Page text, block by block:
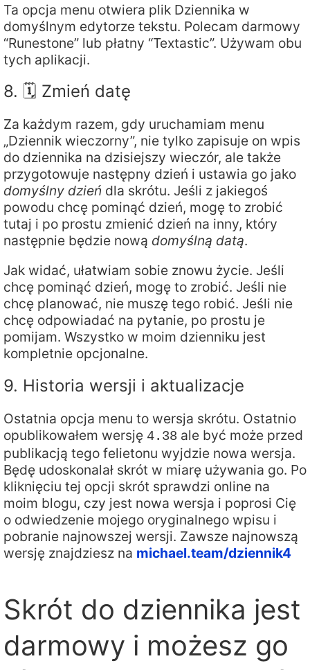
Ta opcja menu otwiera plik Dziennika w
domyślnym edytorze tekstu. Polecam darmowy
“Runestone” lub płatny “Textastic”. Używam obu
tych aplikacji.
8. 🗓️ Zmień datę
Za każdym razem, gdy uruchamiam menu
„Dziennik wieczorny”, nie tylko zapisuje on wpis
do dziennika na dzisiejszy wieczór, ale także
przygotowuje następny dzień i ustawia go jako
domyślny dzień dla skrótu. Jeśli z jakiegoś
powodu chcę pominąć dzień, mogę to zrobić
tutaj i po prostu zmienić dzień na inny, który
następnie będzie nową domyślną datą.
Jak widać, ułatwiam sobie znowu życie. Jeśli
chcę pominąć dzień, mogę to zrobić. Jeśli nie
chcę planować, nie muszę tego robić. Jeśli nie
chcę odpowiadać na pytanie, po prostu je
pomijam. Wszystko w moim dzienniku jest
kompletnie opcjonalne.
9. Historia wersji i aktualizacje
Ostatnia opcja menu to wersja skrótu. Ostatnio
opublikowałem wersję 4.38 ale być może przed
publikacją tego felietonu wyjdzie nowa wersja.
Będę udoskonalał skrót w miarę używania go. Po
kliknięciu tej opcji skrót sprawdzi online na
moim blogu, czy jest nowa wersja i poprosi Cię
o odwiedzenie mojego oryginalnego wpisu i
pobranie najnowszej wersji. Zawsze najnowszą
wersję znajdziesz na michael.team/dziennik4
Skrót do dziennika jest
darmowy i możesz go